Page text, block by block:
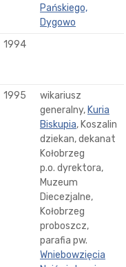
Pańskiego,
Dygowo
1994
1995
wikariusz
generalny, Kuria
Biskupia, Koszalin
dziekan, dekanat
Kołobrzeg
p.o. dyrektora,
Muzeum
Diecezjalne,
Kołobrzeg
proboszcz,
parafia pw.
Wniebowzięcia